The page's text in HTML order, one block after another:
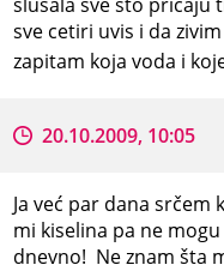
sve cetiri uvis i da
zapitam koja voda i
20.10.2009, 10:05
Ja već par dana
mi kiselina pa ne
dnevno! Ne znam šta